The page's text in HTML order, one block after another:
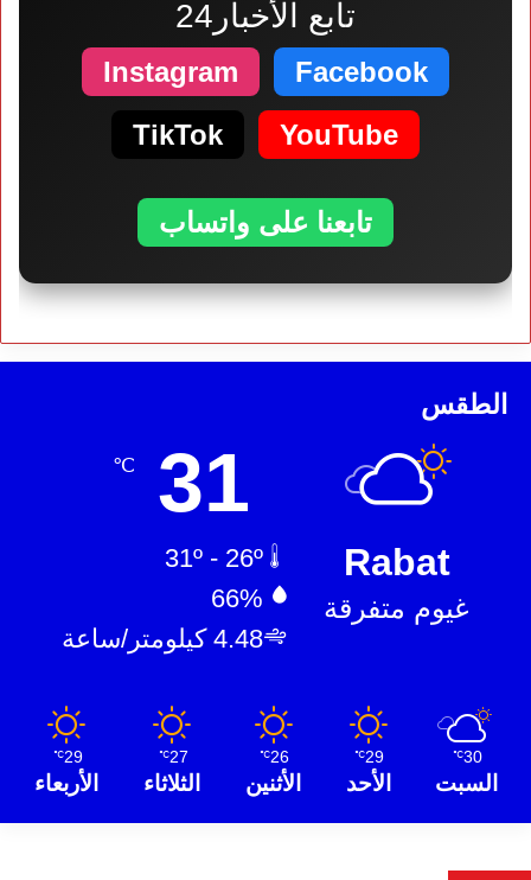
تابع الأخبار24
Facebook
Instagram
YouTube
TikTok
تابعنا على واتساب
الطقس
Rabat
غيوم متفرقة
31
℃
66%
4.48 كيلومتر/ساعة
30
℃
السبت
29
℃
الأحد
26
℃
الأثنين
27
℃
الثلاثاء
29
℃
الأربعاء